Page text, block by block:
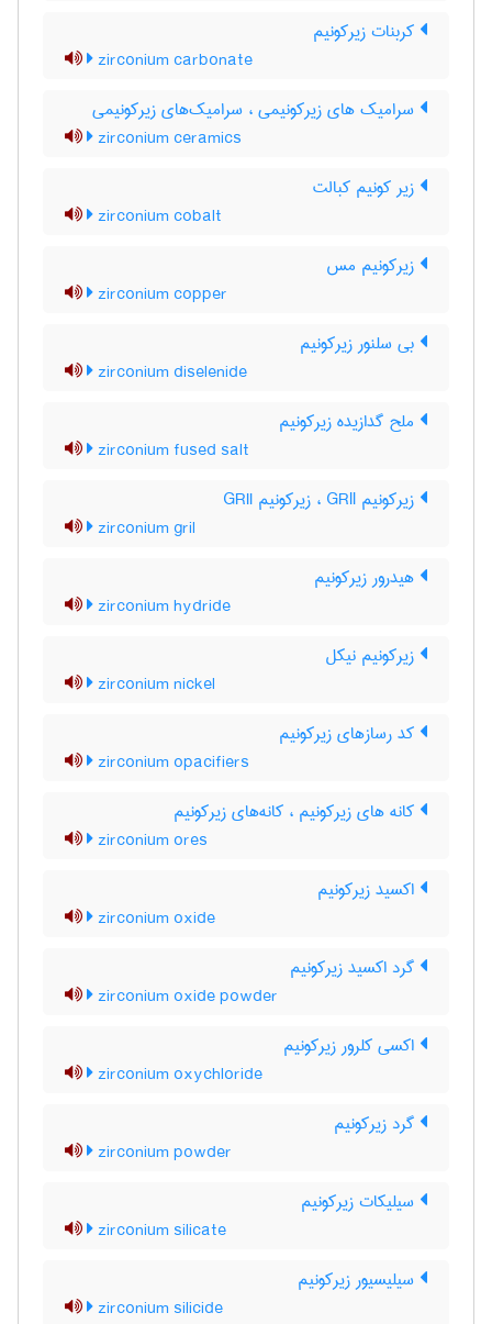
کربنات زیرکونیم
zirconium carbonate
سرامیک های زیرکونیمی ، سرامیک‌های زیرکونیمی
zirconium ceramics
زیر کونیم کبالت
zirconium cobalt
زیرکونیم مس
zirconium copper
بی سلنور زیرکونیم
zirconium diselenide
ملح گدازیده زیرکونیم
zirconium fused salt
زیرکونیم GRll ، زیرکونیم GRII
zirconium gril
هیدرور زیرکونیم
zirconium hydride
زیرکونیم نیکل
zirconium nickel
کد رسازهای زیرکونیم
zirconium opacifiers
کانه های زیرکونیم ، کانه‌های زیرکونیم
zirconium ores
اکسید زیرکونیم
zirconium oxide
گرد اکسید زیرکونیم
zirconium oxide powder
اکسی کلرور زیرکونیم
zirconium oxychloride
گرد زیرکونیم
zirconium powder
سیلیکات زیرکونیم
zirconium silicate
سیلیسیور زیرکونیم
zirconium silicide